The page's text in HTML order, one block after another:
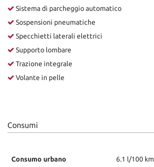
Sistema di parcheggio automatico
Sospensioni pneumatiche
Specchietti laterali elettrici
Supporto lombare
Trazione integrale
Volante in pelle
Consumi
Consumo urbano 6.1 l/100 km